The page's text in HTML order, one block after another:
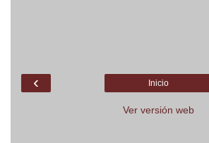
‹ Inicio
Ver versión web